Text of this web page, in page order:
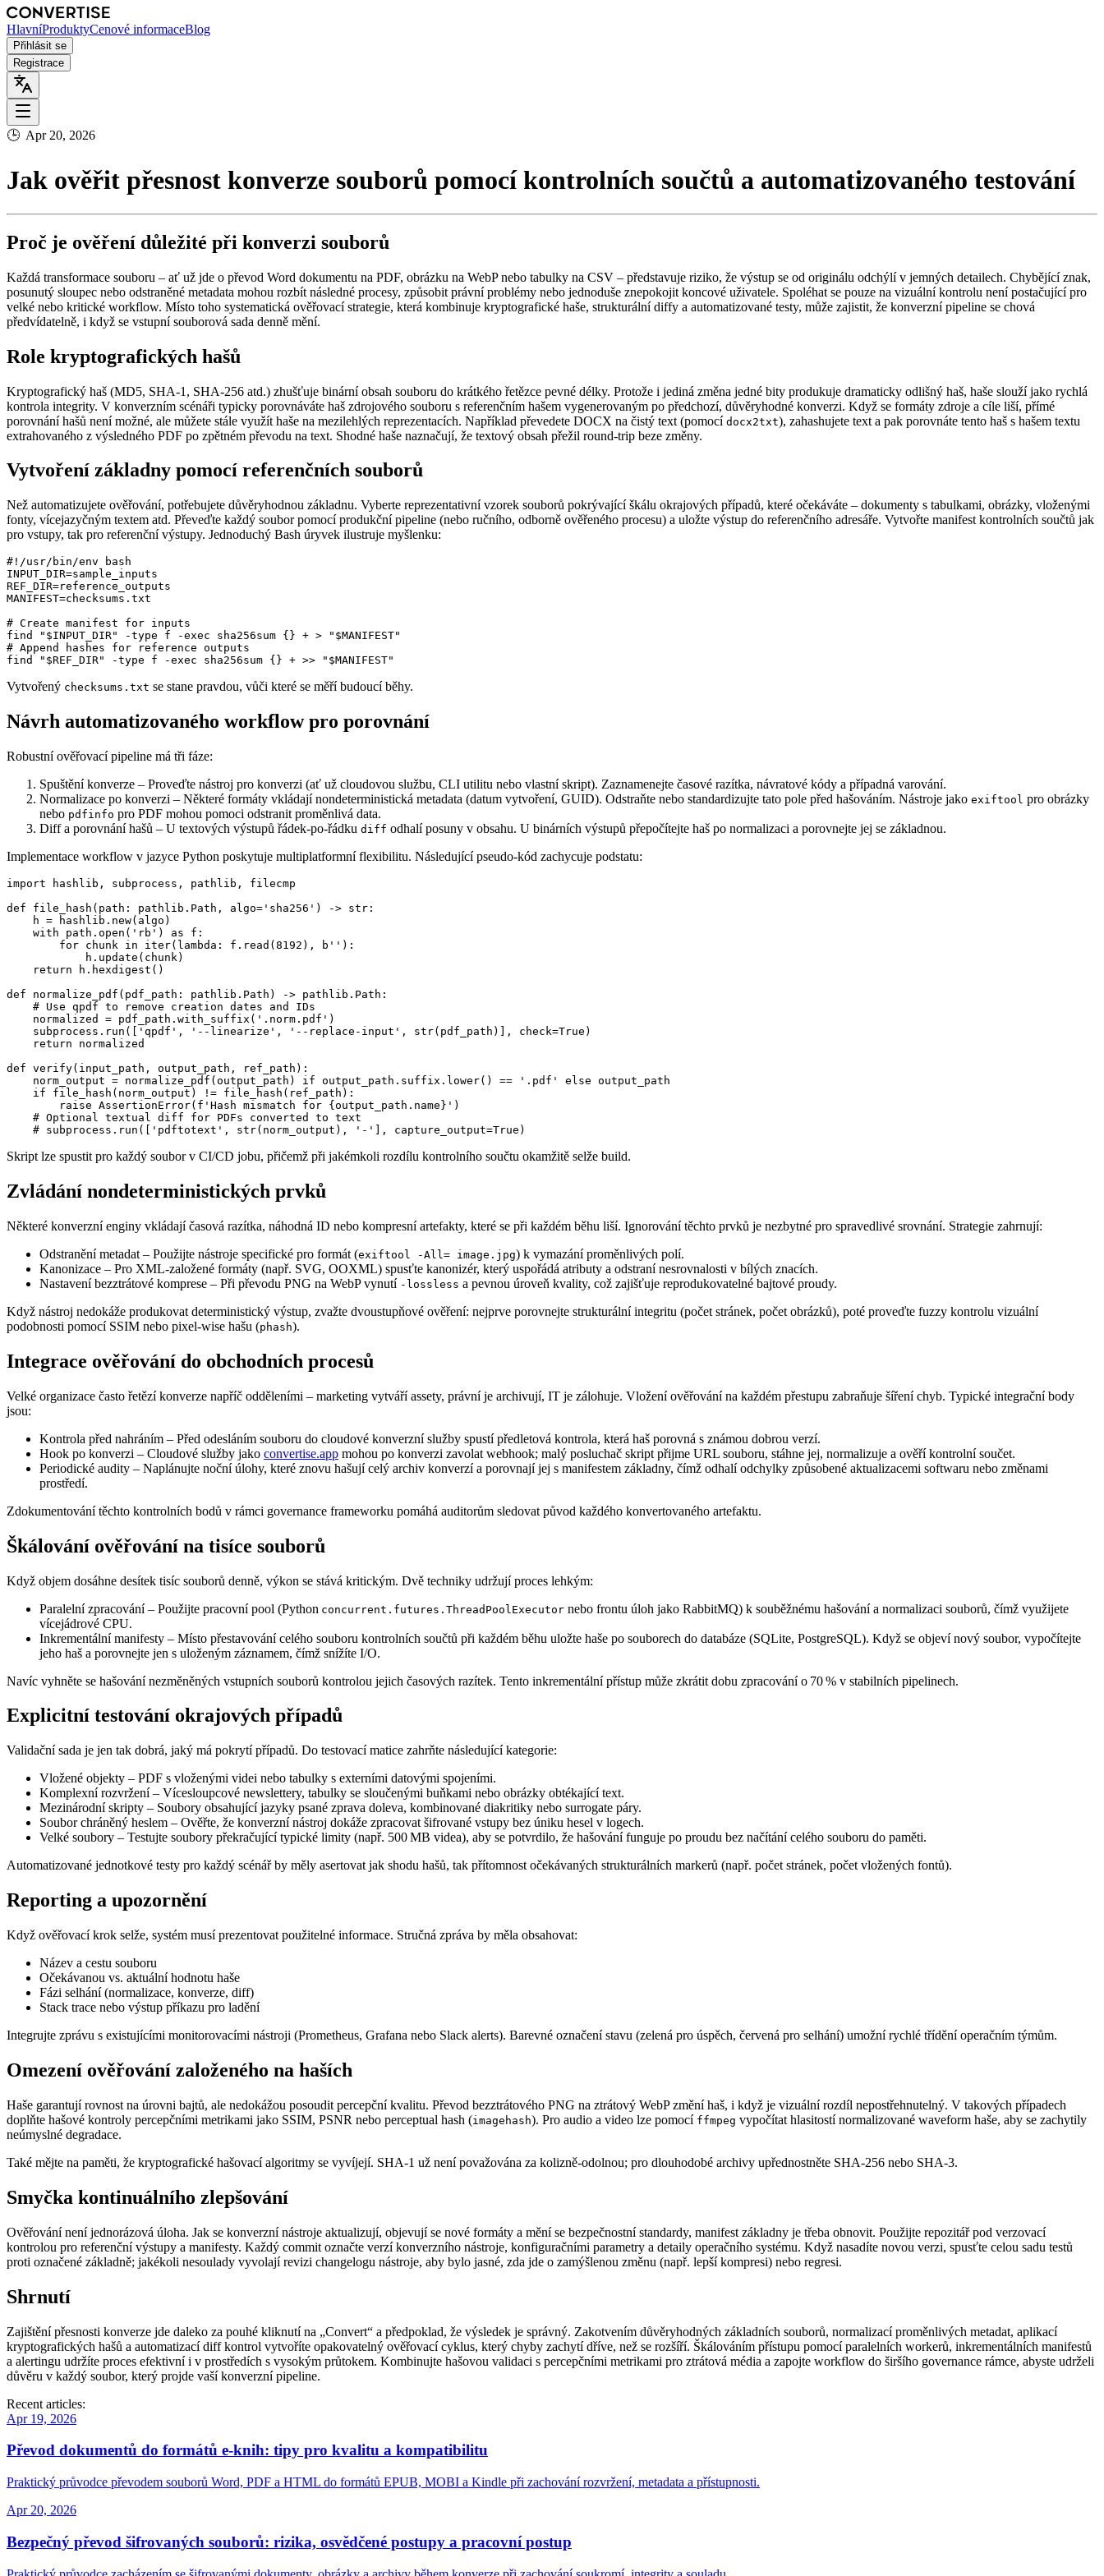
HlavníProduktyCenové informaceBlog
Přihlásit se
Registrace
🕒 Apr 20, 2026
Jak ověřit přesnost konverze souborů pomocí kontrolních součtů a automatizovaného testování
Proč je ověření důležité při konverzi souborů
Každá transformace souboru – ať už jde o převod Word dokumentu na PDF, obrázku na WebP nebo tabulky na CSV – představuje riziko, že výstup se od originálu odchýlí v jemných detailech. Chybějící znak,
posunutý sloupec nebo odstraněné metadata mohou rozbít následné procesy, způsobit právní problémy nebo jednoduše znepokojit koncové uživatele. Spoléhat se pouze na vizuální kontrolu není postačující pro
velké nebo kritické workflow. Místo toho systematická ověřovací strategie, která kombinuje kryptografické haše, strukturální diffy a automatizované testy, může zajistit, že konverzní pipeline se chová
předvídatelně, i když se vstupní souborová sada denně mění.
Role kryptografických hašů
Kryptografický haš (MD5, SHA‑1, SHA‑256 atd.) zhušťuje binární obsah souboru do krátkého řetězce pevné délky. Protože i jediná změna jedné bity produkuje dramaticky odlišný haš, haše slouží jako rychlá
kontrola integrity. V konverzním scénáři typicky porovnáváte haš zdrojového souboru s referenčním hašem vygenerovaným po předchozí, důvěryhodné konverzi. Když se formáty zdroje a cíle liší, přímé
porovnání hašů není možné, ale můžete stále využít haše na mezilehlých reprezentacích. Například převedete DOCX na čistý text (pomocí docx2txt), zahashujete text a pak porovnáte tento haš s hašem textu
extrahovaného z výsledného PDF po zpětném převodu na text. Shodné haše naznačují, že textový obsah přežil round‑trip beze změny.
Vytvoření základny pomocí referenčních souborů
Než automatizujete ověřování, potřebujete důvěryhodnou základnu. Vyberte reprezentativní vzorek souborů pokrývající škálu okrajových případů, které očekáváte – dokumenty s tabulkami, obrázky, vloženými
fonty, vícejazyčným textem atd. Převeďte každý soubor pomocí produkční pipeline (nebo ručního, odborně ověřeného procesu) a uložte výstup do referenčního adresáře. Vytvořte manifest kontrolních součtů jak
pro vstupy, tak pro referenční výstupy. Jednoduchý Bash úryvek ilustruje myšlenku:
#!/usr/bin/env bash
INPUT_DIR=sample_inputs
REF_DIR=reference_outputs
MANIFEST=checksums.txt
# Create manifest for inputs
find "$INPUT_DIR" -type f -exec sha256sum {} + > "$MANIFEST"
# Append hashes for reference outputs
Vytvořený checksums.txt se stane pravdou, vůči které se měří budoucí běhy.
Návrh automatizovaného workflow pro porovnání
Robustní ověřovací pipeline má tři fáze:
Spuštění konverze – Proveďte nástroj pro konverzi (ať už cloudovou službu, CLI utilitu nebo vlastní skript). Zaznamenejte časové razítka, návratové kódy a případná varování.
Normalizace po konverzi – Některé formáty vkládají nondeterministická metadata (datum vytvoření, GUID). Odstraňte nebo standardizujte tato pole před hašováním. Nástroje jako exiftool pro obrázky
nebo pdfinfo pro PDF mohou pomoci odstranit proměnlivá data.
Diff a porovnání hašů – U textových výstupů řádek‑po‑řádku diff odhalí posuny v obsahu. U binárních výstupů přepočítejte haš po normalizaci a porovnejte jej se základnou.
Implementace workflow v jazyce Python poskytuje multiplatformní flexibilitu. Následující pseudo‑kód zachycuje podstatu:
import hashlib, subprocess, pathlib, filecmp
def file_hash(path: pathlib.Path, algo='sha256') -> str:
    h = hashlib.new(algo)
    with path.open('rb') as f:
        for chunk in iter(lambda: f.read(8192), b''):
            h.update(chunk)
    return h.hexdigest()
def normalize_pdf(pdf_path: pathlib.Path) -> pathlib.Path:
    # Use qpdf to remove creation dates and IDs
    normalized = pdf_path.with_suffix('.norm.pdf')
    subprocess.run(['qpdf', '--linearize', '--replace-input', str(pdf_path)], check=True)
    return normalized
def verify(input_path, output_path, ref_path):
    norm_output = normalize_pdf(output_path) if output_path.suffix.lower() == '.pdf' else output_path
    if file_hash(norm_output) != file_hash(ref_path):
        raise AssertionError(f'Hash mismatch for {output_path.name}')
    # Optional textual diff for PDFs converted to text
Skript lze spustit pro každý soubor v CI/CD jobu, přičemž při jakémkoli rozdílu kontrolního součtu okamžitě selže build.
Zvládání nondeterministických prvků
Některé konverzní enginy vkládají časová razítka, náhodná ID nebo kompresní artefakty, které se při každém běhu liší. Ignorování těchto prvků je nezbytné pro spravedlivé srovnání. Strategie zahrnují:
Odstranění metadat – Použijte nástroje specifické pro formát (exiftool -All= image.jpg) k vymazání proměnlivých polí.
Kanonizace – Pro XML‑založené formáty (např. SVG, OOXML) spusťte kanonizér, který uspořádá atributy a odstraní nesrovnalosti v bílých znacích.
Nastavení bezztrátové komprese – Při převodu PNG na WebP vynutí -lossless a pevnou úroveň kvality, což zajišťuje reprodukovatelné bajtové proudy.
Když nástroj nedokáže produkovat deterministický výstup, zvažte dvoustupňové ověření: nejprve porovnejte strukturální integritu (počet stránek, počet obrázků), poté proveďte fuzzy kontrolu vizuální
podobnosti pomocí SSIM nebo pixel‑wise hašu (phash).
Integrace ověřování do obchodních procesů
Velké organizace často řetězí konverze napříč odděleními – marketing vytváří assety, právní je archivují, IT je zálohuje. Vložení ověřování na každém přestupu zabraňuje šíření chyb. Typické integrační body
jsou:
Kontrola před nahráním – Před odesláním souboru do cloudové konverzní služby spustí předletová kontrola, která haš porovná s známou dobrou verzí.
Hook po konverzi – Cloudové služby jako convertise.app mohou po konverzi zavolat webhook; malý posluchač skript přijme URL souboru, stáhne jej, normalizuje a ověří kontrolní součet.
Periodické audity – Naplánujte noční úlohy, které znovu hašují celý archiv konverzí a porovnají jej s manifestem základny, čímž odhalí odchylky způsobené aktualizacemi softwaru nebo změnami
prostředí.
Zdokumentování těchto kontrolních bodů v rámci governance frameworku pomáhá auditorům sledovat původ každého konvertovaného artefaktu.
Škálování ověřování na tisíce souborů
Když objem dosáhne desítek tisíc souborů denně, výkon se stává kritickým. Dvě techniky udržují proces lehkým:
Paralelní zpracování– Použijte pracovní pool (Python concurrent.futures.ThreadPoolExecutor nebo frontu úloh jako RabbitMQ) k souběžnému hašování a normalizaci souborů, čímž využijete
vícejádrové CPU.
Inkrementální manifesty – Místo přestavování celého souboru kontrolních součtů při každém běhu uložte haše po souborech do databáze (SQLite, PostgreSQL). Když se objeví nový soubor, vypočítejte
jeho haš a porovnejte jen s uloženým záznamem, čímž snížíte I/O.
Navíc vyhněte se hašování nezměněných vstupních souborů kontrolou jejich časových razítek. Tento inkrementální přístup může zkrátit dobu zpracování o 70 % v stabilních pipelinech.
Explicitní testování okrajových případů
Validační sada je jen tak dobrá, jaký má pokrytí případů. Do testovací matice zahrňte následující kategorie:
Vložené objekty – PDF s vloženými videi nebo tabulky s externími datovými spojeními.
Komplexní rozvržení– Vícesloupcové newslettery, tabulky se sloučenými buňkami nebo obrázky obtékající text.
Mezinárodní skripty – Soubory obsahující jazyky psané zprava doleva, kombinované diakritiky nebo surrogate páry.
Soubor chráněný heslem – Ověřte, že konverzní nástroj dokáže zpracovat šifrované vstupy bez úniku hesel v logech.
Velké soubory – Testujte soubory překračující typické limity (např. 500 MB videa), aby se potvrdilo, že hašování funguje po proudu bez načítání celého souboru do paměti.
Automatizované jednotkové testy pro každý scénář by měly asertovat jak shodu hašů, tak přítomnost očekávaných strukturálních markerů (např. počet stránek, počet vložených fontů).
Reporting a upozornění
Když ověřovací krok selže, systém musí prezentovat použitelné informace. Stručná zpráva by měla obsahovat:
Název a cestu souboru
Očekávanou vs. aktuální hodnotu haše
Fázi selhání (normalizace, konverze, diff)
Stack trace nebo výstup příkazu pro ladění
Integrujte zprávu s existujícími monitorovacími nástroji (Prometheus, Grafana nebo Slack alerts). Barevné označení stavu (zelená pro úspěch, červená pro selhání) umožní rychlé třídění operačním týmům.
Omezení ověřování založeného na haších
Haše garantují rovnost na úrovni bajtů, ale nedokážou posoudit percepční kvalitu. Převod bezztrátového PNG na ztrátový WebP změní haš, i když je vizuální rozdíl nepostřehnutelný. V takových případech
doplňte hašové kontroly percepčními metrikami jako SSIM, PSNR nebo perceptual hash (imagehash). Pro audio a video lze pomocí ffmpeg vypočítat hlasitostí normalizované waveform haše, aby se zachytily
neúmyslné degradace.
Také mějte na paměti, že kryptografické hašovací algoritmy se vyvíjejí. SHA‑1 už není považována za kolizně‑odolnou; pro dlouhodobé archivy upřednostněte SHA‑256 nebo SHA‑3.
Smyčka kontinuálního zlepšování
Ověřování není jednorázová úloha. Jak se konverzní nástroje aktualizují, objevují se nové formáty a mění se bezpečnostní standardy, manifest základny je třeba obnovit. Použijte repozitář pod verzovací
kontrolou pro referenční výstupy a manifesty. Každý commit označte verzí konverzního nástroje, konfiguračními parametry a detaily operačního systému. Když nasadíte novou verzi, spusťte celou sadu testů
proti označené základně; jakékoli nesoulady vyvolají revizi changelogu nástroje, aby bylo jasné, zda jde o zamýšlenou změnu (např. lepší kompresi) nebo regresi.
Shrnutí
Zajištění přesnosti konverze jde daleko za pouhé kliknutí na „Convert“ a předpoklad, že výsledek je správný. Zakotvením důvěryhodných základních souborů, normalizací proměnlivých metadat, aplikací
kryptografických hašů a automatizací diff kontrol vytvoříte opakovatelný ověřovací cyklus, který chyby zachytí dříve, než se rozšíří. Škálováním přístupu pomocí paralelních workerů, inkrementálních manifestů
a alertingu udržíte proces efektivní i v prostředích s vysokým průtokem. Kombinujte hašovou validaci s percepčními metrikami pro ztrátová média a zapojte workflow do širšího governance rámce, abyste udrželi
důvěru v každý soubor, který projde vaší konverzní pipeline.
Recent articles:
Apr 19, 2026
Převod dokumentů do formátů e‑knih: tipy pro kvalitu a kompatibilitu
Praktický průvodce převodem souborů Word, PDF a HTML do formátů EPUB, MOBI a Kindle při zachování rozvržení, metadata a přístupnosti.
Apr 20, 2026
Bezpečný převod šifrovaných souborů: rizika, osvědčené postupy a pracovní postup